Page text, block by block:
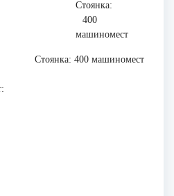
Стоянка: 400 машиномест